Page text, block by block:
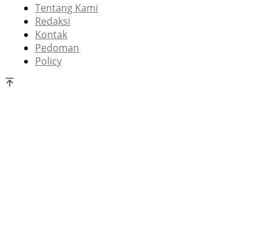
Tentang Kami
Redaksi
Kontak
Pedoman
Policy